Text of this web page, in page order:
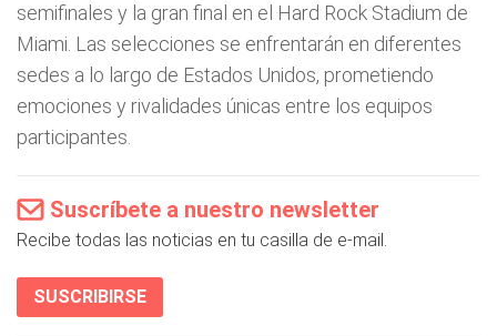
semifinales y la gran final en el Hard Rock Stadium de
Miami. Las selecciones se enfrentarán en diferentes
sedes a lo largo de Estados Unidos, prometiendo
emociones y rivalidades únicas entre los equipos
participantes.
Suscríbete a nuestro newsletter
Recibe todas las noticias en tu casilla de e-mail.
SUSCRIBIRSE